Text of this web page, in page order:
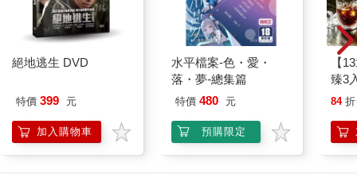
絕地逃生 DVD
特價 399 元
加入購物車
水平檔案-色・愛・
落・夢-總集篇
特價 480 元
預購限定
【
臻3
84 折